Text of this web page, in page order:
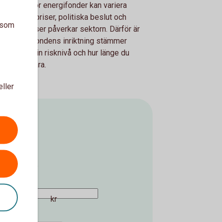
för energifonder kan variera
Energipriser, politiska beslut och
händelser påverkar sektorn. Därför är
viktigt att fondens inriktning stämmer
med din risknivå och hur länge du
att spara.
tid.
kr